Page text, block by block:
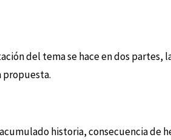
del tema se hace en dos
propuesta.
historia, consecuencia de